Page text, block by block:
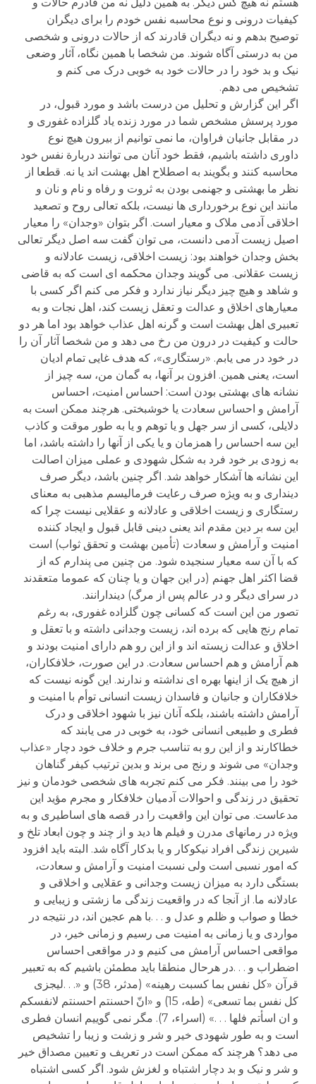
کیفیات درونی و نوع محاسبه نفس خودم را برای دیگران
توصیح بدهم و نه دیگران قادرند که از حالات درونی و شخصی
من به درستی آگاه شوند. من شخصا با همین نگاه، آثار وضعی
نیک و بد خود را در حالات خود به خوبی درک می کنم و
تشخیص می دهم.
اگر این گزارش و تحلیل من درست باشد و مورد قبول، در
مورد پرسش مشخص شما در مورد زنده یاد گلزاده غفوری و
در مقابل جانیان فراوان، ما نمی توانیم از بیرون هیچ نوع
داوری داشته باشیم، فقط خود آنان می توانند دربارة نفس خود
محاسبه کنند و بگویند به اصطلاح اهل بهشت اند یا نه. قطعا از
نظر ما بهشتی و جهنمی بودن به ثروت و رفاه و نام و نان و
مانند این نوع برخورداری ها نیست، بلکه تعالی روح و تصعید
اخلاقی آدمی ملاک و معیار است. اگر بتوان «وجدان» را معیار
اصیل زیست آدمی دانست، می توان گفت سه اصل دیگر تعالی
بخش وجدان خواهند بود: زیست اخلاقی، زیست عادلانه و
زیست عقلانی. می گویند وجدان محکمه ای است که به قاضی
و شاهد و هیچ چیز دیگر نیاز ندارد و فکر می کنم اگر کسی با
معیارهای اخلاق و عدالت و تعقل زیست کند، اهل نجات و به
تعبیری اهل بهشت است و گرنه اهل عذاب خواهد بود اما هر دو
حالت و کیفیت در درون من رخ می دهد و من شخصا آثار آن را
در خود در می یابم. «رستگاری»، که هدف غایی تمام ادیان
است، یعنی همین. افزون بر آنها، به گمان من، سه چیز از
نشانه های بهشتی بودن است: احساس امنیت، احساس
آرامش و احساس سعادت یا خوشبختی. هرچند ممکن است به
دلایلی، کسی از سر جهل و یا توهم و یا به طور موقت و کاذب
این سه احساس را همزمان و یا یکی از آنها را داشته باشد، اما
به زودی بر خود فرد به شکل شهودی و عملی میزان اصالت
این نشانه ها آشکار خواهد شد. اگر چنین باشد، دیگر صرف
دینداری و به ویژه صرف رعایت فرمالیسم مذهبی به معنای
رستگاری و زیست اخلاقی و عادلانه و عقلایی نیست چرا که
این سه بر دین مقدم اند یعنی دینی قابل قبول و ایجاد کننده
امنیت و آرامش و سعادت (تأمین بهشت و تحقق ثواب) است
که با آن سه معیار سنجیده شود. من چنین می پندارم که از
قضا اکثر اهل جهنم (در این جهان و یا چنان که عموما متعقدند
در سرای دیگر و در عالم پس از مرگ) دیندارانند.
تصور من این است که کسانی چون گلزاده غفوری، به رغم
تمام رنج هایی که برده اند، زیست وجدانی داشته و با تعقل و
اخلاق و عدالت زیسته اند و از این رو هم دارای امنیت بودند و
هم آرامش و هم احساس سعادت. در این صورت، خلافکاران،
از هیچ یک از اینها بهره ای نداشته و ندارند. این گونه نیست که
خلافکاران و جانیان و فاسدان زیست انسانی توأم با امنیت و
آرامش داشته باشند، بلکه آنان نیز با شهود اخلاقی و درک
فطری و طبیعی انسانی خود، به خوبی در می یابند که
خطاکارند و از این رو به تناسب جرم و خلاف خود دچار «عذاب
وجدان» می شوند و رنج می برند و بدین ترتیب کیفر گناهان
خود را می بینند. فکر می کنم تجربه های شخصی خودمان و نیز
تحقیق در زندگی و احوالات آدمیان خلافکار و مجرم مؤید این
مدعاست. می توان این واقعیت را در قصه های اساطیری و به
ویژه در رمانهای مدرن و فیلم ها دید و از چند و چون ابعاد تلخ و
شیرین زندگی افراد نیکوکار و یا بدکار آگاه شد. البته باید افزود
که امور نسبی است ولی نسبت امنیت و آرامش و سعادت،
بستگی دارد به میزان زیست وجدانی و عقلایی و اخلاقی و
عادلانه ما. از آنجا که در واقعیت زندگی ما زشتی و زیبایی و
خطا و صواب و ظلم و عدل و . . .با هم عجین اند، در نتیجه در
مواردی و یا زمانی به امنیت می رسیم و زمانی خیر، در
مواقعی احساس آرامش می کنیم و در مواقعی احساس
اضطراب و . . .در هرحال منطقا باید مطمئن باشیم که به تعبیر
قرآن «کل نفس بما کسبت رهینه» (مدثر، 38) و «. . .لیجزی
کل نفس بما تسعی» (طه، 15) و «انّ احسنتم احسنتم لانفسکم
و ان اسأتم فلها . . .» (اسراء، 7). مگر نمی گوییم انسان فطری
است و به طور شهودی خیر و شر و زشت و زیبا را تشخیص
می دهد؟ هرچند که ممکن است در تعریف و تعیین مصداق خیر
و شر و نیک و بد دچار اشتباه و لغزش شود. اگر کسی اشتباه